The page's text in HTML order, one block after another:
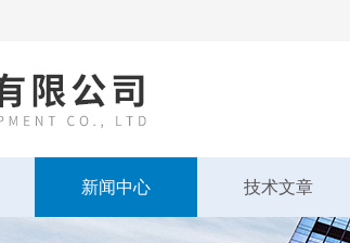
新闻中心 技术文章